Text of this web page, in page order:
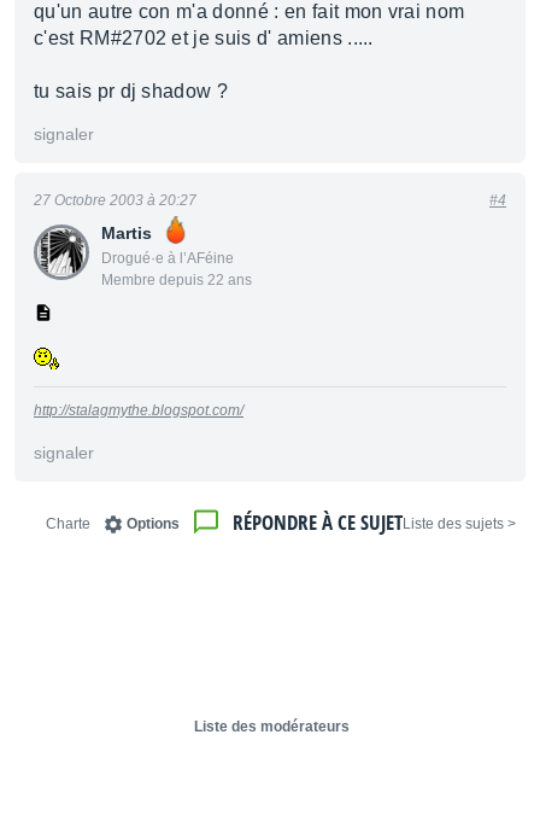
qu'un autre con m'a donné : en fait mon vrai nom
c'est RM#2702 et je suis d' amiens .....
tu sais pr dj shadow ?
signaler
Martis
Drogué·e à l’AFéine
Membre depuis 22 ans
27 Octobre 2003 à 20:27 #4
http://stalagmythe.blogspot.com/
signaler
< Liste des sujets
RÉPONDRE À CE SUJET
Options
Charte
Liste des modérateurs